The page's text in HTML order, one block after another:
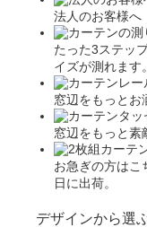
法人のお客様へ
たった3ステッ
イズが測れます。
窓辺をもっとお
窓辺をもっと素
お急ぎの方はこ
日に出荷。
デザインから選